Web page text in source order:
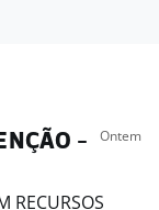
-
Ontem
RECURSOS